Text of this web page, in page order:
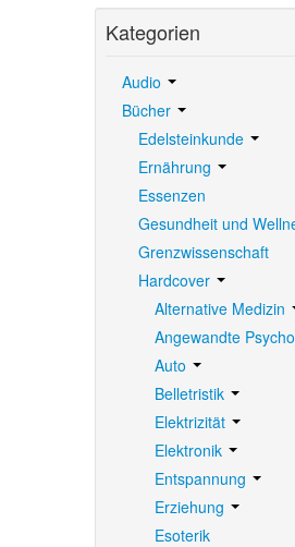
Kategorien
Audio
Bücher
Edelsteinkunde
Ernährung
Essenzen
Gesundheit und
Grenzwissenschaft
Hardcover
Alternative Medizin
Angewandte
Auto
Belletristik
Elektrizität
Elektronik
Entspannung
Erziehung
Esoterik